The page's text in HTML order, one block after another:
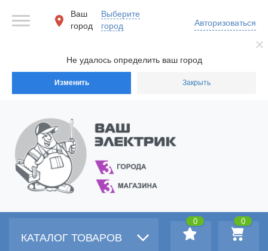
Не удалось определить ваш город
Изменить Закрыть
Ваш
город
Выберите
город
Авторизоваться
КАТАЛОГ ТОВАРОВ
0
0